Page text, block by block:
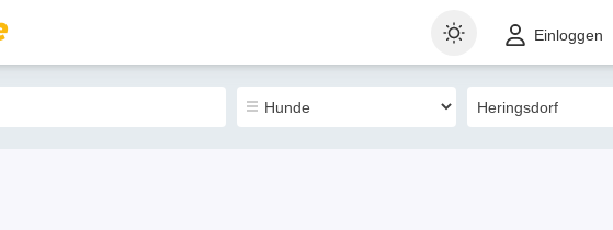
Einloggen
0